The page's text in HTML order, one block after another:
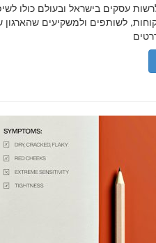
עסקים בישראל ובעולם כולו